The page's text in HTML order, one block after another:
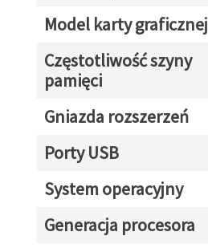
Model karty graficznej
Częstotliwość szyny
pamięci
Gniazda rozszerzeń
Porty USB
System operacyjny
Generacja procesora